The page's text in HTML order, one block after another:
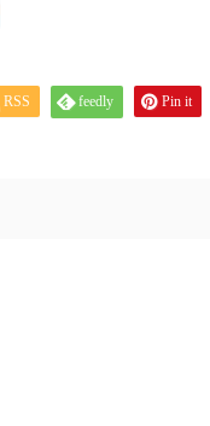
RSS feedly Pin it